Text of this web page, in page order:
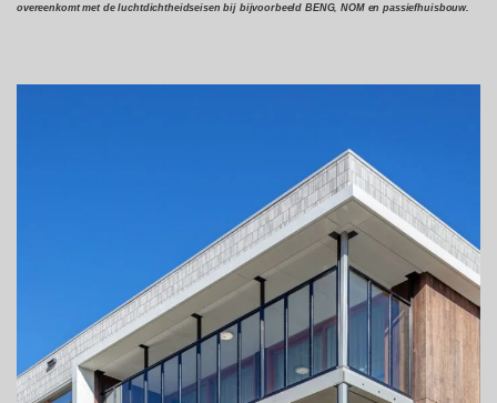
overeenkomt met de luchtdichtheidseisen bij bijvoorbeeld BENG, NOM en passiefhuisbouw.